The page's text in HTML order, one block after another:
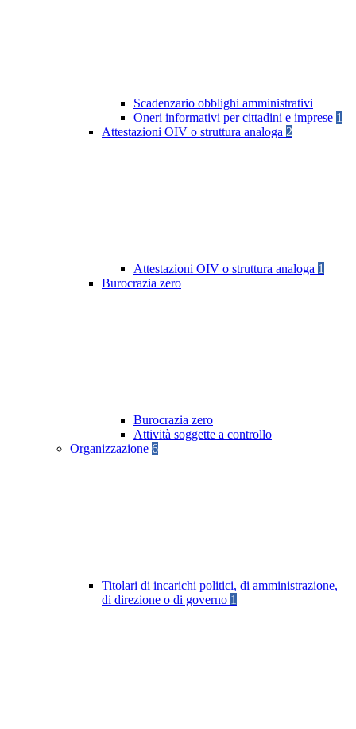
Scadenzario obblighi amministrativi
Oneri informativi per cittadini e imprese 1
Attestazioni OIV o struttura analoga 2
Attestazioni OIV o struttura analoga 1
Burocrazia zero
Burocrazia zero
Attività soggette a controllo
Organizzazione 6
Titolari di incarichi politici, di amministrazione,
di direzione o di governo 1